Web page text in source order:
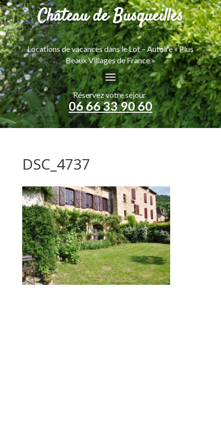
Château de Busqueilles
Locations de vacances dans le Lot – Autoire « Plus
Beaux Villages de France »
Réservez votre séjour
06 66 33 90 60
DSC_4737